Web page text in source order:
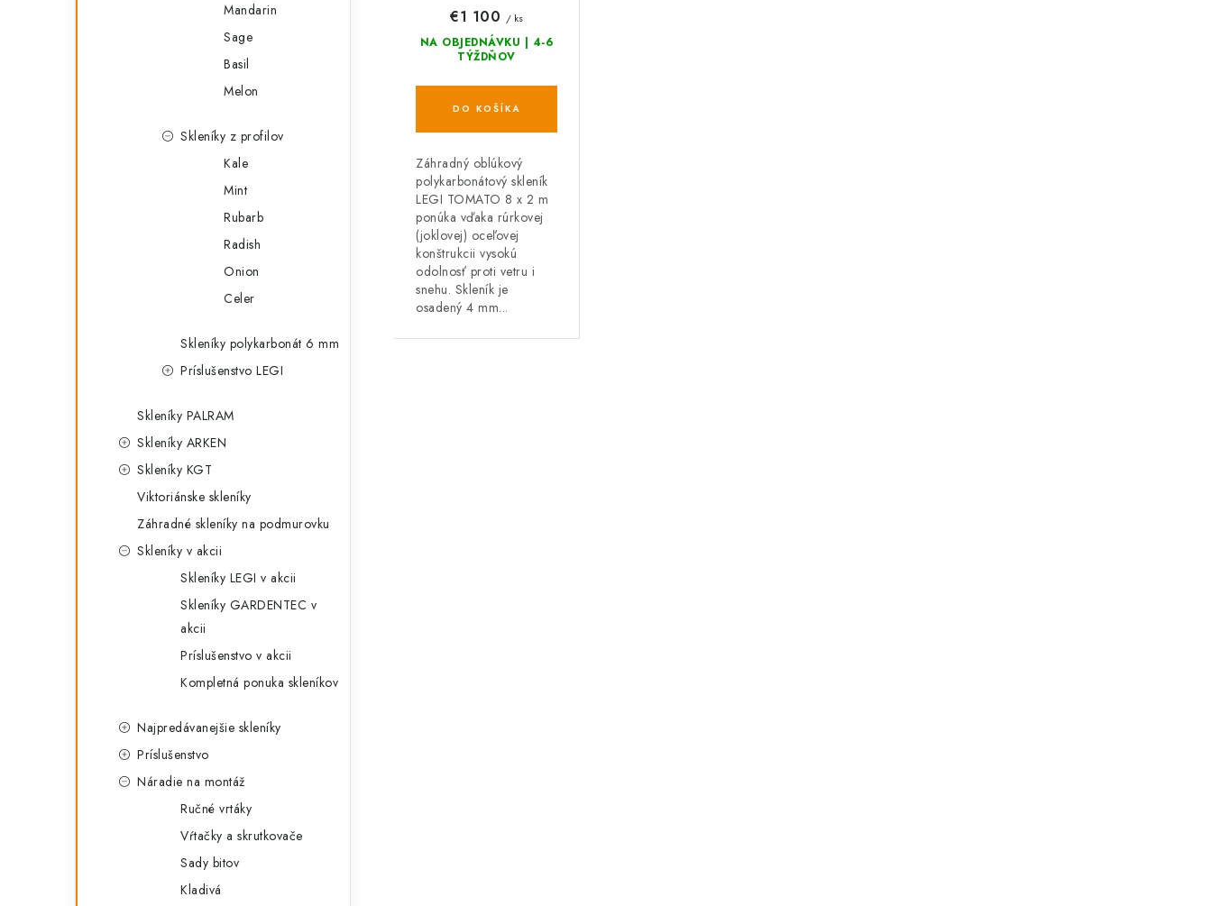
Mandarin
Sage
Basil
Melon
Skleníky z profilov
Kale
Mint
Rubarb
Radish
Onion
Celer
Skleníky polykarbonát 6 mm
Príslušenstvo LEGI
Skleníky PALRAM
Skleníky ARKEN
Skleníky KGT
Viktoriánske skleníky
Záhradné skleníky na podmurovku
Skleníky v akcii
Skleníky LEGI v akcii
Skleníky GARDENTEC v
akcii
Príslušenstvo v akcii
Kompletná ponuka skleníkov
Najpredávanejšie skleníky
Príslušenstvo
Náradie na montáž
Ručné vrtáky
Vŕtačky a skrutkovače
Sady bitov
Kladivá
NA OBJEDNÁVKU | 4-6
TÝŽDŇOV
€1 100 / ks
DO KOŠÍKA
Záhradný oblúkový
polykarbonátový skleník
LEGI TOMATO 8 x 2 m
ponúka vďaka rúrkovej
(joklovej) oceľovej
konštrukcii vysokú
odolnosť proti vetru i
snehu. Skleník je
osadený 4 mm...